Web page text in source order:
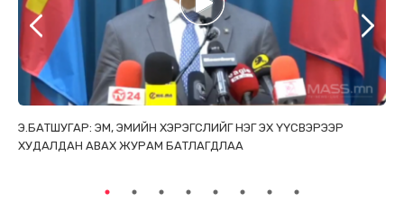
Э.БАТШУГАР: ЭМ, ЭМИЙН ХЭРЭГСЛИЙГ НЭГ ЭХ ҮҮСВЭРЭЭР
ХУДАЛДАН АВАХ ЖУРАМ БАТЛАГДЛАА